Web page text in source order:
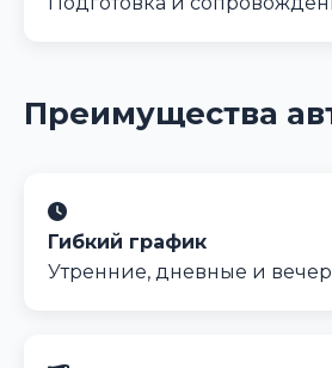
Преимущества
Гибкий график
Утренние, дневные и